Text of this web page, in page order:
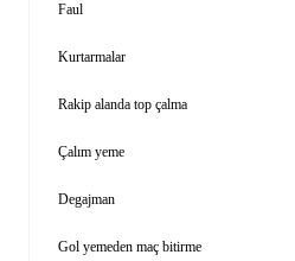
Faul
Kurtarmalar
Rakip alanda top çalma
Çalım yeme
Degajman
Gol yemeden maç bitirme